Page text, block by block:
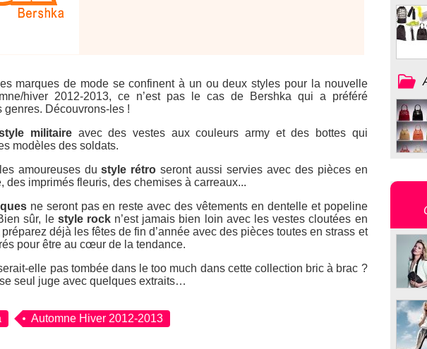
marques de mode se confinent à un ou deux styles pour la nouvelle
hiver 2012-2013, ce n’est pas le cas de Bershka qui a préféré
genres. Découvrons-les !
militaireavec des vestes aux couleurs army et des bottes qui
modèles des soldats.
amoureuses dustyle rétro seront aussi servies avec des pièces en
des imprimés fleuris, des chemises à carreaux...
ne seront pas en reste avec des vêtements en dentelle et popeline
sûr, le style rockn’est jamais bien loin avec les vestes cloutées en
déjà les fêtes de fin d’année avec des pièces toutes en strass et
pour être au cœur de la tendance.
elle pas tombée dans le too much dans cette collection bric à brac ?
seul juge avec quelques extraits…
Automne Hiver 2012-2013